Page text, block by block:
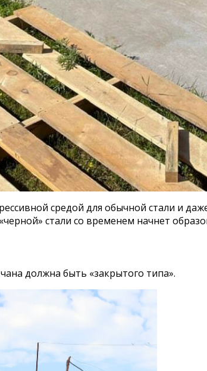
средой для обычной стали и
стали со временем начнет
должна быть «закрытого типа».